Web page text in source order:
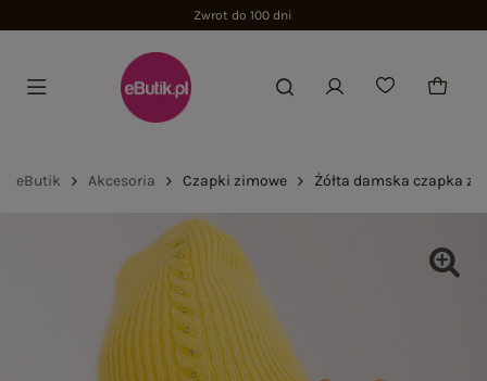
Zwrot do 100 dni
eButik Akcesoria Czapki zimowe Żółta damska czapka